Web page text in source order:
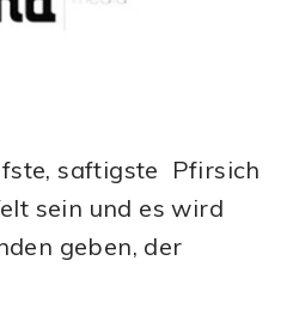
saftigste Pfirsich
sein und es wird
geben, der